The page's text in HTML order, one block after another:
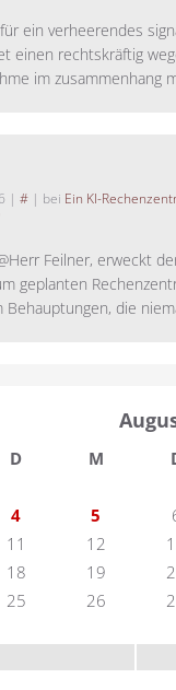
ein verheerendes
einen rechtskräftig
im zusammenhang
| # | bei Ein KI-
Feilner, erweckt
geplanten
Behauptungen, die
D M
4 5
11 12
18 19
25 26